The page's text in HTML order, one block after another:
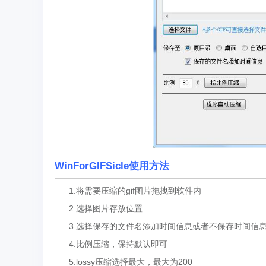
WinForGIFSicle使用方法
1.将需要压缩的gif图片拖拽到软件内
2.选择图片存放位置
3.选择保存的文件名添加时间信息或者不保存时间信
4.比例压缩，保持默认即可
5.lossy压缩选择最大，最大为200